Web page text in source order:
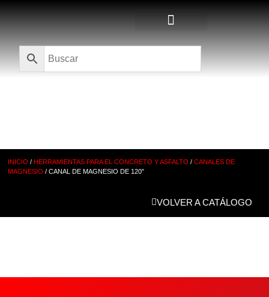
INICIO /HERRAMIENTAS PARA EL CONCRETO Y ASFALTO /CANALES DE
MAGNESIO / CANAL DE MAGNESIO DE 120″
VOLVER A CATÁLOGO